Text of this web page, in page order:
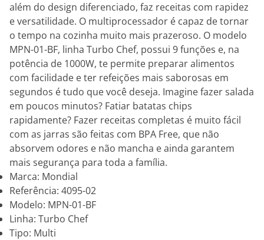
além do design diferenciado, faz receitas com rapidez
e versatilidade. O multiprocessador é capaz de tornar
o tempo na cozinha muito mais prazeroso. O modelo
MPN-01-BF, linha Turbo Chef, possui 9 funções e, na
potência de 1000W, te permite preparar alimentos
com facilidade e ter refeições mais saborosas em
segundos é tudo que você deseja. Imagine fazer salada
em poucos minutos? Fatiar batatas chips
rapidamente? Fazer receitas completas é muito fácil
com as jarras são feitas com BPA Free, que não
absorvem odores e não mancha e ainda garantem
mais segurança para toda a família.
Marca: Mondial
Referência: 4095-02
Modelo: MPN-01-BF
Linha: Turbo Chef
Tipo: Multi